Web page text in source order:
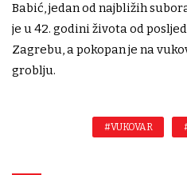
Babić, jedan od najbližih
je u 42. godini života od
Zagrebu, a pokopan je na
groblju.
#VUKOVAR